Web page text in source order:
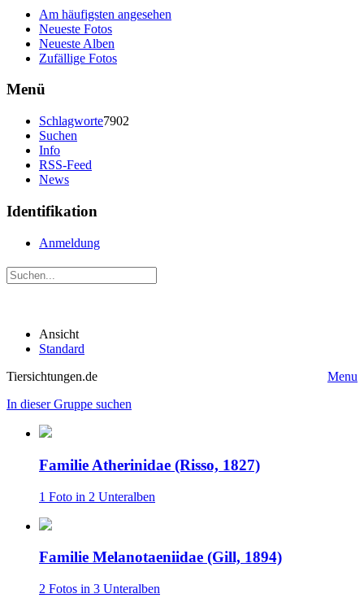
Am häufigsten angesehen
Neueste Fotos
Neueste Alben
Zufällige Fotos
Menü
Schlagworte7902
Suchen
Info
RSS-Feed
News
Identifikation
Anmeldung
Ansicht
Standard
Tiersichtungen.de
Menu
In dieser Gruppe suchen
Familie Atherinidae (Risso, 1827)
1 Foto in 2 Unteralben
Familie Melanotaeniidae (Gill, 1894)
2 Fotos in 3 Unteralben